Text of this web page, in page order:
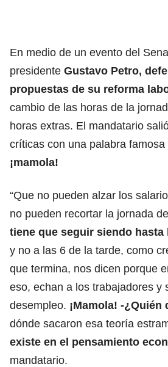
En medio de un evento del
presidente Gustavo Petro,
propuestas de su reforma
cambio de las horas de la
horas extras. El mandatario
críticas con una palabra famosa
¡mamola!
“Que no pueden alzar los
no pueden recortar la jornada
tiene que seguir siendo hasta
y no a las 6 de la tarde, como
que termina, nos dicen porque
eso, echan a los trabajadores y
desempleo. ¡Mamola! -¿Quién
dónde sacaron esa teoría
existe en el pensamiento
mandatario.